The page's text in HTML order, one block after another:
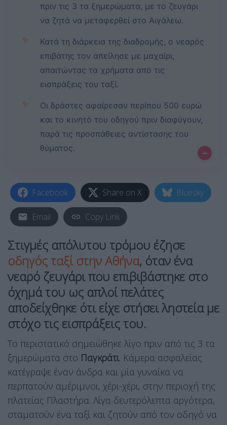
πριν τις 3 τα ξημερώματα, με το ζευγάρι
να ζητά να μεταφερθεί στο Αιγάλεω.
✨
Κατά τη διάρκεια της διαδρομής, ο νεαρός
επιβάτης τον απείλησε με μαχαίρι,
απαιτώντας τα χρήματα από τις
εισπράξεις του ταξί.
✨
Οι δράστες αφαίρεσαν περίπου 500 ευρώ
και το κινητό του οδηγού πριν διαφύγουν,
παρά τις προσπάθειες αντίστασης του
θύματος.
–
Facebook Share on X Bluesky
Email Copy Link
Στιγμές απόλυτου τρόμου έζησε
οδηγός ταξί στηνΑθήνα, όταν ένα
νεαρό ζευγάρι που επιβιβάστηκε στο
όχημά του ως απλοί πελάτες
αποδείχθηκε ότι είχε στήσει ληστεία με
στόχο τις εισπράξεις του.
Το περιστατικό σημειώθηκε λίγο πριν από τις 3 τα
ξημερώματα στο Παγκράτι. Κάμερα ασφαλείας
κατέγραψε έναν άνδρα και μία γυναίκα να
περπατούν αμέριμνοι, χέρι-χέρι, στην περιοχή της
πλατείας Πλαστήρα. Λίγα δευτερόλεπτα αργότερα,
σταματούν ένα ταξί και ζητούν από τον οδηγό να